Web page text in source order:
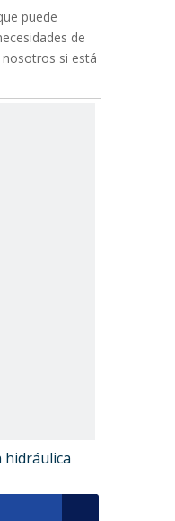
puede
de
si está
hidráulica